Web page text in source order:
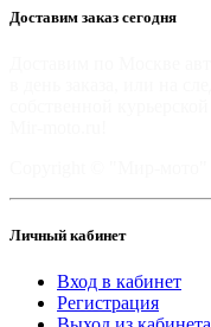
Доставим заказ сегодня
Личный кабинет
Вход в кабинет
Регистрация